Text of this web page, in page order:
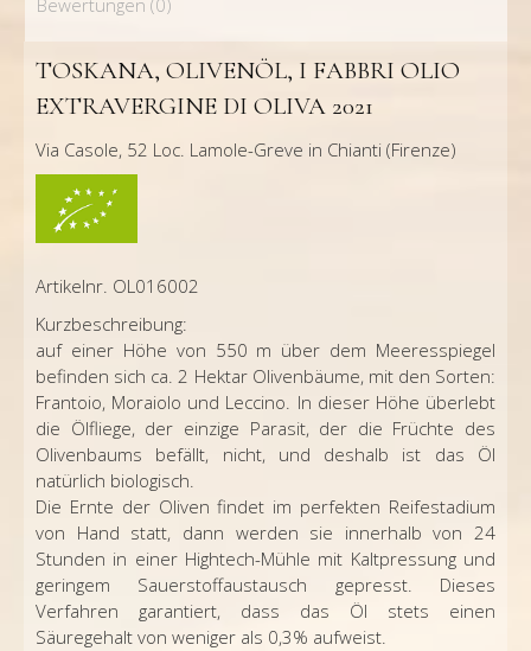
Bewertungen (0)
TOSKANA, OLIVENÖL, I FABBRI OLIO
EXTRAVERGINE DI OLIVA 2021
Via Casole, 52 Loc. Lamole-Greve in Chianti (Firenze)
Artikelnr. OL016002
Kurzbeschreibung:
auf einer Höhe von 550 m über dem Meeresspiegel
befinden sich ca. 2 Hektar Olivenbäume, mit den Sorten:
Frantoio, Moraiolo und Leccino. In dieser Höhe überlebt
die Ölfliege, der einzige Parasit, der die Früchte des
Olivenbaums befällt, nicht, und deshalb ist das Öl
natürlich biologisch.
Die Ernte der Oliven findet im perfekten Reifestadium
von Hand statt, dann werden sie innerhalb von 24
Stunden in einer Hightech-Mühle mit Kaltpressung und
geringem Sauerstoffaustausch gepresst. Dieses
Verfahren garantiert, dass das Öl stets einen
Säuregehalt von weniger als 0,3% aufweist.